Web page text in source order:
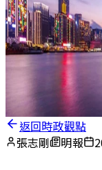
返回時政觀點
張志剛
明報